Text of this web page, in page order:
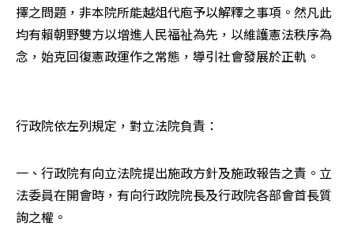
擇之問題，非本院所能越俎代庖予以解釋之事項。然凡此
均有賴朝野雙方以增進人民福祉為先，以維護憲法秩序為
念，始克回復憲政運作之常態，導引社會發展於正軌。
行政院依左列規定，對立法院負責：
一、行政院有向立法院提出施政方針及施政報告之責。立
法委員在開會時，有向行政院院長及行政院各部會首長質
詢之權。